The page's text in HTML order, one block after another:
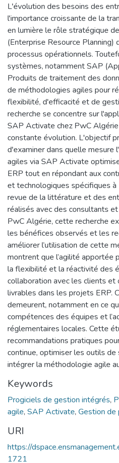
L'évolution des besoins des
l'importance croissante de la
en lumière le rôle stratégique
(Enterprise Resource Planning)
processus opérationnels.
systèmes, notamment SAP
Produits de traitement des
de méthodologies agiles pour
flexibilité, d'efficacité et de
recherche se concentre sur
SAP Activate chez PwC
constante évolution. L'objectif
d'examiner dans quelle mesure
agiles via SAP Activate
ERP tout en répondant aux
et technologiques spécifiques
revue de la littérature et des
réalisés avec des consultants
PwC Algérie, cette recherche
les bénéfices observés et les
améliorer l’utilisation de cette
montrent que l’agilité apportée
la flexibilité et la réactivité des
collaboration avec les clients
livrables dans les projets ERP.
demeurent, notamment en ce
compétences des équipes et
réglementaires locales. Cette
recommandations pratiques
continue, optimiser les outils
intégrer la méthodologie agile
Keywords
Progiciels de gestion intégrés,
agile, SAP Activate, Gestion de
URI
https://
1721